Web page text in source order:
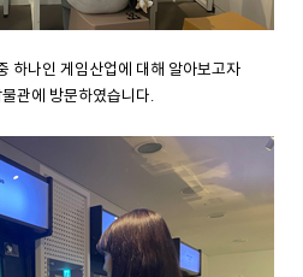
하나인 게임산업에 대해 알아보고자
관에 방문하였습니다.